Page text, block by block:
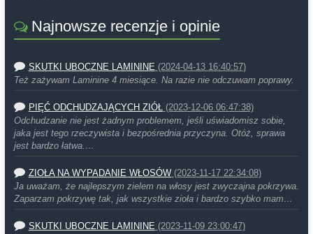
Najnowsze recenzje i opinie
SKUTKI UBOCZNE LAMININE (2024-04-13 16:40:57)
Też zażywam Laminine 4 miesiące. Na razie nie odczuwam poprawy.
PIĘĆ ODCHUDZAJĄCYCH ZIÓŁ (2023-12-06 06:47:38)
Odchudzanie nie jest żadnym problemem, jeśli uświadomisz sobie,
jaka jest tego rzeczywista i bezpośrednia przyczyna. Otóż, sprawa
jest bardzo łatwa.…
ZIOŁA NA WYPADANIE WŁOSÓW (2023-11-17 22:34:08)
Ja uważam, że najlepszym zielem na włosy jest zwyczajna pokrzywa.
Zaparzam pokrzywę tak, jak wszystkie zioła i bardzo szybko mam…
SKUTKI UBOCZNE LAMININE (2023-11-09 23:00:47)